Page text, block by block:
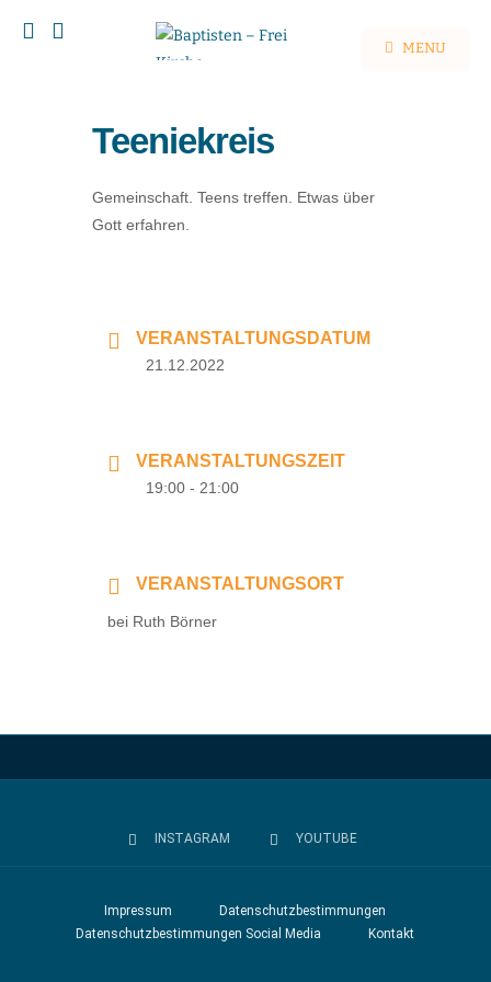
MENU
Teeniekreis
Gemeinschaft. Teens treffen. Etwas über
Gott erfahren.
VERANSTALTUNGSDATUM
21.12.2022
VERANSTALTUNGSZEIT
19:00 - 21:00
VERANSTALTUNGSORT
bei Ruth Börner
INSTAGRAM YOUTUBE
Impressum
Datenschutzbestimmungen
Datenschutzbestimmungen Social Media
Kontakt